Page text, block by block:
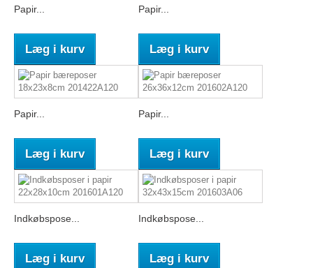
Papir...
Læg i kurv
Papir...
Læg i kurv
Papir...
Læg i kurv
Papir...
Læg i kurv
Indkøbspose...
Læg i kurv
Indkøbspose...
Læg i kurv